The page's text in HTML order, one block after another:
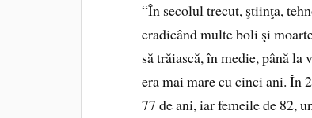
“În secolul trecut, ştiinţa,
eradicând multe boli şi
să trăiască, în medie, până la
era mai mare cu cinci ani. În
77 de ani, iar femeile de 82,